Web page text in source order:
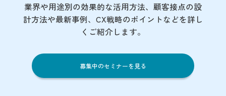
業界や用途別の効果的な活用方法、顧客接点の設
計方法や最新事例、CX戦略のポイントなどを詳し
くご紹介します。
募集中のセミナーを見る